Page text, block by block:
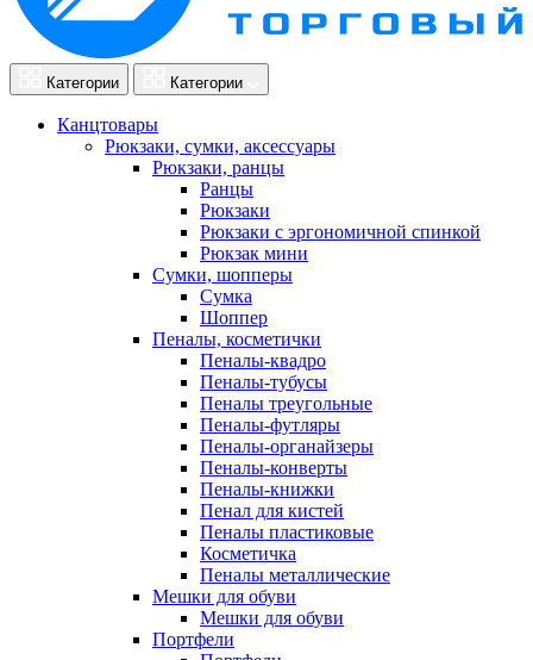
Категории Категории
Канцтовары
Рюкзаки, сумки, аксессуары
Рюкзаки, ранцы
Ранцы
Рюкзаки
Рюкзаки с эргономичной спинкой
Рюкзак мини
Сумки, шопперы
Сумка
Шоппер
Пеналы, косметички
Пеналы-квадро
Пеналы-тубусы
Пеналы треугольные
Пеналы-футляры
Пеналы-органайзеры
Пеналы-конверты
Пеналы-книжки
Пенал для кистей
Пеналы пластиковые
Косметичка
Пеналы металлические
Мешки для обуви
Мешки для обуви
Портфели